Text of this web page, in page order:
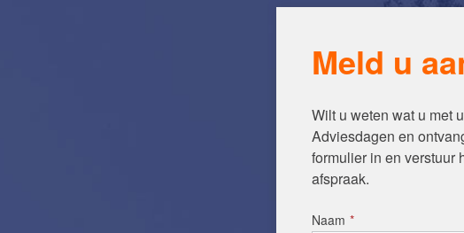
Meld u
Wilt u weten wat u met
Adviesdagen en
formulier in en verstuur
afspraak.
Naam *